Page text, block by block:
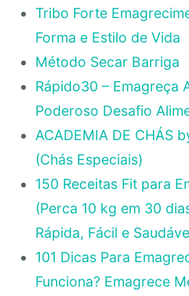
Tribo Forte
Forma e Estilo de Vida
Método Secar Barriga
Rápido30 – Emagreça
Poderoso Desafio
ACADEMIA DE CHÁS
(Chás Especiais)
150 Receitas Fit para
(Perca 10 kg em 30
Rápida, Fácil e
101 Dicas Para
Funciona? Emagrece